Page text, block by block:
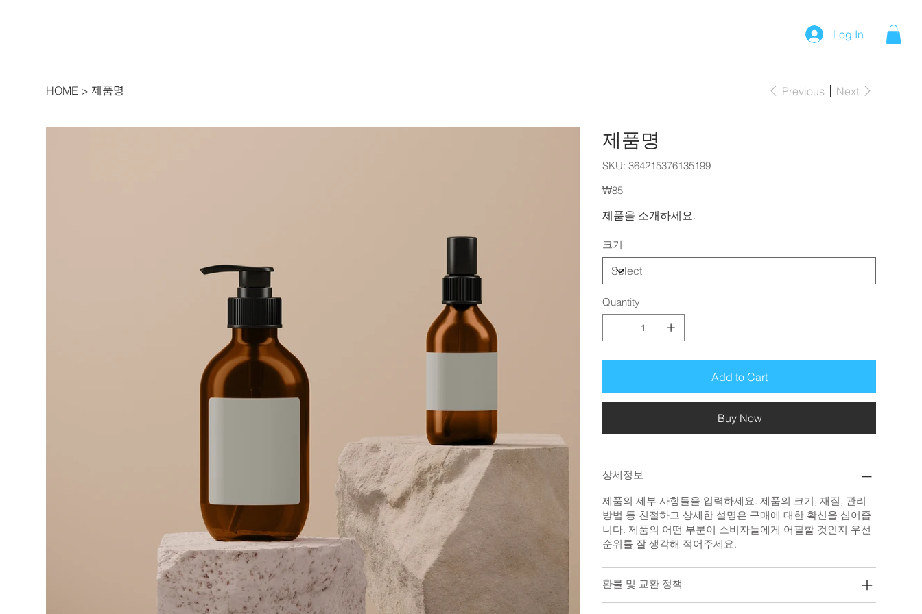
Log In
HOME > 제품명 Previous Next
제품명
SKU: SKU
364215376135199
364215376135199
Price
₩85
제품을 소개하세요.
크기
Quantity
Add to Cart
Buy Now
상세정보
제품의 세부 사항들을 입력하세요. 제품의 크기, 재질, 관리
방법 등 친절하고 상세한 설명은 구매에 대한 확신을 심어줍
니다. 제품의 어떤 부분이 소비자들에게 어필할 것인지 우선
순위를 잘 생각해 적어주세요.
환불 및 교환 정책